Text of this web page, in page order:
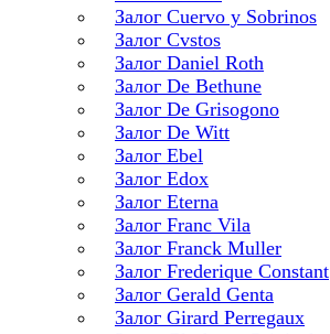
Залог Cuervo y Sobrinos
Залог Cvstos
Залог Daniel Roth
Залог De Bethune
Залог De Grisogono
Залог De Witt
Залог Ebel
Залог Edox
Залог Eterna
Залог Franc Vila
Залог Franck Muller
Залог Frederique Constant
Залог Gerald Genta
Залог Girard Perregaux